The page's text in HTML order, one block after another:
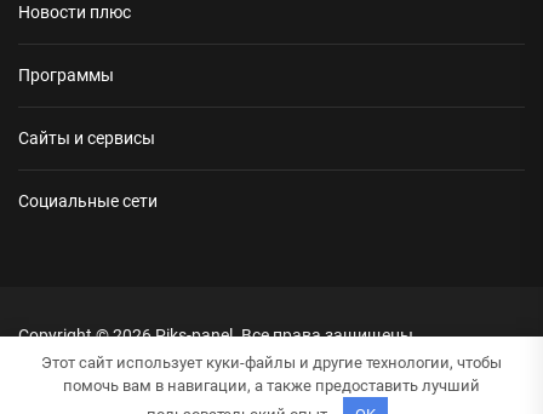
Новости плюс
Программы
Сайты и сервисы
Социальные сети
Copyright © 2026Piks-panel.Все права защищены.
Тема: NewsRepublic ОтThemeinwp. На платформеWordPress.
Этот сайт использует куки-файлы и другие технологии, чтобы
помочь вам в навигации, а также предоставить лучший